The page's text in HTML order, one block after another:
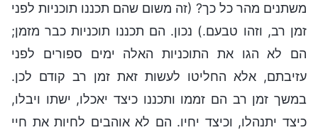
משתנים מהר כל כך? (זה משום שהם תכננו תוכניות לפני
זמן רב, וזהו טבעם.) נכון. הם תכננו תוכניות כבר מזמן;
הם לא הגו את התוכניות האלה ימים ספורים לפני
עזיבתם, אלא החליטו לעשות זאת זמן רב קודם לכן.
במשך זמן רב הם זממו ותכננו כיצד יאכלו, ישתו ויבלו,
כיצד יתנהלו, וכיצד יחיו. הם לא אוהבים לחיות את חיי